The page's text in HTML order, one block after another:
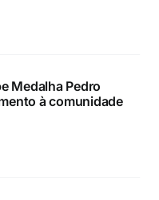
Medalha Pedro
à comunidade